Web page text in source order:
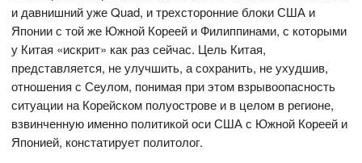
и давнишний уже Quad, и трехсторонние блоки США и
Японии с той же Южной Кореей и Филиппинами, с которыми
у Китая «искрит» как раз сейчас. Цель Китая,
представляется, не улучшить, а сохранить, не ухудшив,
отношения с Сеулом, понимая при этом взрывоопасность
ситуации на Корейском полуострове и в целом в регионе,
взвинченную именно политикой оси США с Южной Кореей и
Японией, констатирует политолог.